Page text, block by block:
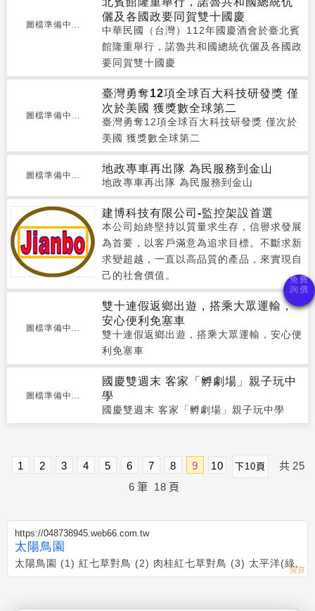
圖檔準備中...
儷及各國政要同賀雙十國慶
中華民國（台灣）112年國慶酒會於臺北賓
館隆重舉行，諾魯共和國總統伉儷及各國政
要同賀雙十國慶
圖檔準備中...
臺灣勇奪12項全球百大科技研發獎 僅
次於美國 獲獎數全球第二
臺灣勇奪12項全球百大科技研發獎 僅次於
美國 獲獎數全球第二
圖檔準備中...
地政專車再出隊 為民服務到金山
地政專車再出隊 為民服務到金山
建博科技有限公司-監控架設首選
本公司始終堅持以質量求生存，信譽求發展
為首要，以客戶滿意為追求目標。不斷求新
求變超越，一直以高品質的產品，來實現自
己的社會價值。
圖檔準備中...
雙十連假返鄉出遊，搭乘大眾運輸，
安心便利免塞車
雙十連假返鄉出遊，搭乘大眾運輸，安心便
利免塞車
圖檔準備中...
國慶雙週末 客家「孵劇場」親子玩中
學
國慶雙週末 客家「孵劇場」親子玩中學
1 2 3 4 5 6 7 8 9 10 下10頁 共 25
6 筆 18 頁
https://048738945.web66.com.tw
太陽鳥園
太陽鳥園 (1) 紅七草對鳥 (2) 肉桂紅七草對鳥 (3) 太平洋(綠,